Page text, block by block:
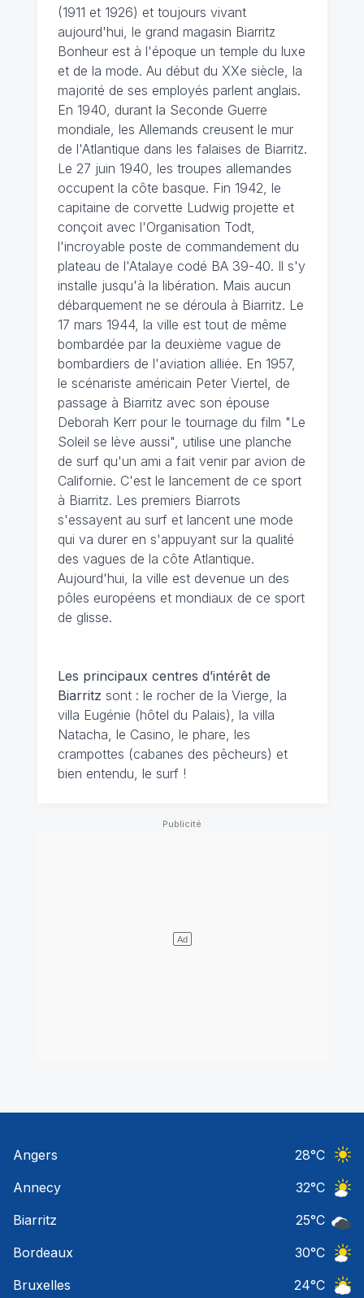
(1911 et 1926) et toujours vivant
aujourd'hui, le grand magasin Biarritz
Bonheur est à l'époque un temple du luxe
et de la mode. Au début du XXe siècle, la
majorité de ses employés parlent anglais.
En 1940, durant la Seconde Guerre
mondiale, les Allemands creusent le mur
de l'Atlantique dans les falaises de Biarritz.
Le 27 juin 1940, les troupes allemandes
occupent la côte basque. Fin 1942, le
capitaine de corvette Ludwig projette et
conçoit avec l'Organisation Todt,
l'incroyable poste de commandement du
plateau de l'Atalaye codé BA 39-40. Il s'y
installe jusqu'à la libération. Mais aucun
débarquement ne se déroula à Biarritz. Le
17 mars 1944, la ville est tout de même
bombardée par la deuxième vague de
bombardiers de l'aviation alliée. En 1957,
le scénariste américain Peter Viertel, de
passage à Biarritz avec son épouse
Deborah Kerr pour le tournage du film "Le
Soleil se lève aussi", utilise une planche
de surf qu'un ami a fait venir par avion de
Californie. C'est le lancement de ce sport
à Biarritz. Les premiers Biarrots
s'essayent au surf et lancent une mode
qui va durer en s'appuyant sur la qualité
des vagues de la côte Atlantique.
Aujourd'hui, la ville est devenue un des
pôles européens et mondiaux de ce sport
de glisse.
Les principaux centres d’intérêt de
Biarritz sont : le rocher de la Vierge, la
villa Eugénie (hôtel du Palais), la villa
Natacha, le Casino, le phare, les
crampottes (cabanes des pêcheurs) et
bien entendu, le surf !
Angers 28°C
Annecy
32°C
Biarritz
25°C
Bordeaux
30°C
Bruxelles
24°C